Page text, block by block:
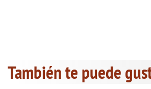
También te puede